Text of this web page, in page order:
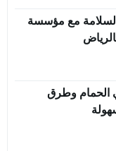
مع مؤسسة
الحمام وطرق